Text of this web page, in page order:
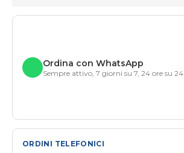
Ordina con WhatsApp
Sempre attivo, 7 giorni su 7, 24 ore su 24
ORDINI TELEFONICI